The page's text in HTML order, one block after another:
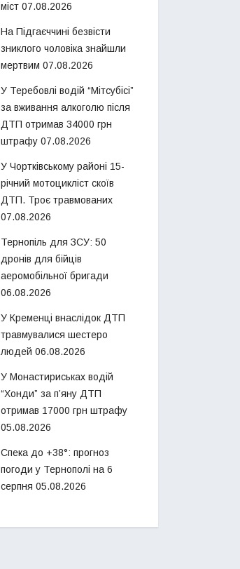
міст 07.08.2026
На Підгаєччині безвісти
зниклого чоловіка знайшли
мертвим 07.08.2026
У Теребовлі водій “Мітсубісі”
за вживання алкоголю після
ДТП отримав 34000 грн
штрафу 07.08.2026
У Чортківському районі 15-
річний мотоцикліст скоїв
ДТП. Троє травмованих
07.08.2026
Тернопіль для ЗСУ: 50
дронів для бійців
аеромобільної бригади
06.08.2026
У Кременці внаслідок ДТП
травмувалися шестеро
людей 06.08.2026
У Монастириськах водій
“Хонди” за п’яну ДТП
отримав 17000 грн штрафу
05.08.2026
Спека до +38°: прогноз
погоди у Тернополі на 6
серпня 05.08.2026